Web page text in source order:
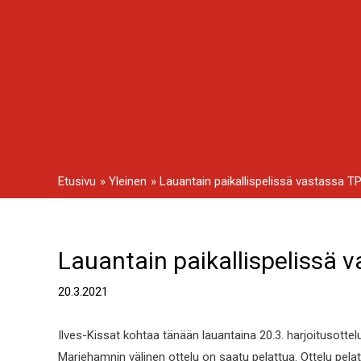
Etusivu Yleinen Lauantain paikallispelissä vastassa
Lauantain paikallispelissä
20.3.2021
Ilves-Kissat kohtaa tänään lauantaina 20.3.
Mariehamnin välinen ottelu on saatu pelattua. Ottelu
Artikkelien